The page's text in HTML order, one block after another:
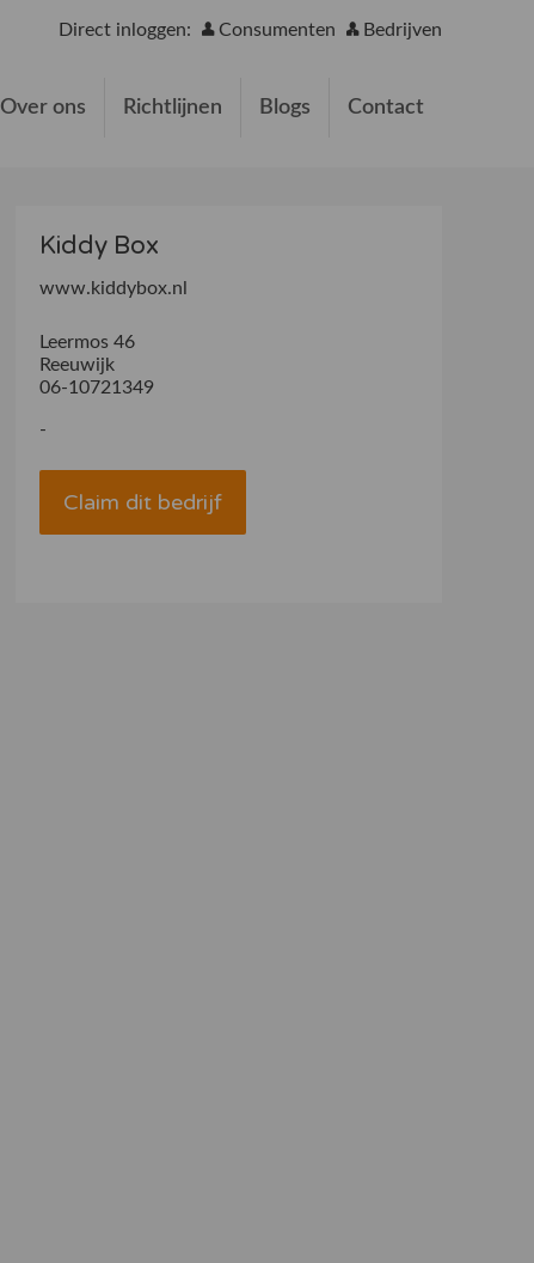
Direct inloggen: Consumenten Bedrijven
Over ons Richtlijnen Blogs Contact
Kiddy Box
www.kiddybox.nl
Leermos 46
Reeuwijk
06-10721349
-
Claim dit bedrijf